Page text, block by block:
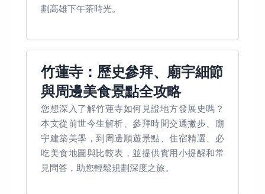
劃高雄下午茶時光。
竹蓮寺：歷史參拜、廟宇細節
與周邊美食景點全攻略
您想深入了解竹蓮寺如何見證地方發展史嗎？
本文從前世今生解析、參拜時間交通撇步、廟
宇建築美學，到周邊順遊景點、住宿精選、必
吃美食地圖與比較表，並提供實用小提醒和常
見問答，助您輕鬆規劃深度之旅。